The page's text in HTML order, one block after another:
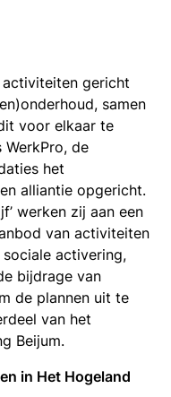
activiteiten gericht
samen
voor elkaar te
de
het
alliantie opgericht.
werken zij aan een
van activiteiten
activering,
bijdrage van
de plannen uit te
van het
Beijum.
in Het Hogeland